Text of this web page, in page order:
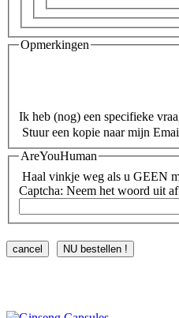
Opmerkingen
Ik heb (nog) een specifieke
Stuur een kopie naar mijn
AreYouHuman
Haal vinkje weg als u GEEN
Captcha: Neem het woord uit
cancel NU bestellen !